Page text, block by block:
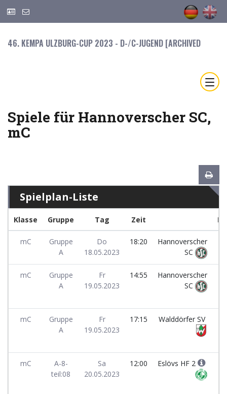
46. KEMPA ULZBURG-CUP 2023 - D-/C-JUGEND [ARCHIVED
Spiele für Hannoverscher SC,
mC
Spielplan-Liste
Klasse Gruppe Tag Zeit
mC
Gruppe
A
Do
18.05.2023
18:20
Hannoverscher
SC
mC
Gruppe
A
Fr
19.05.2023
14:55
Hannoverscher
SC
mC
Gruppe
A
Fr
19.05.2023
17:15 Walddörfer SV
mC
A-8-
teil:08
Sa
20.05.2023
12:00 Eslövs HF 2